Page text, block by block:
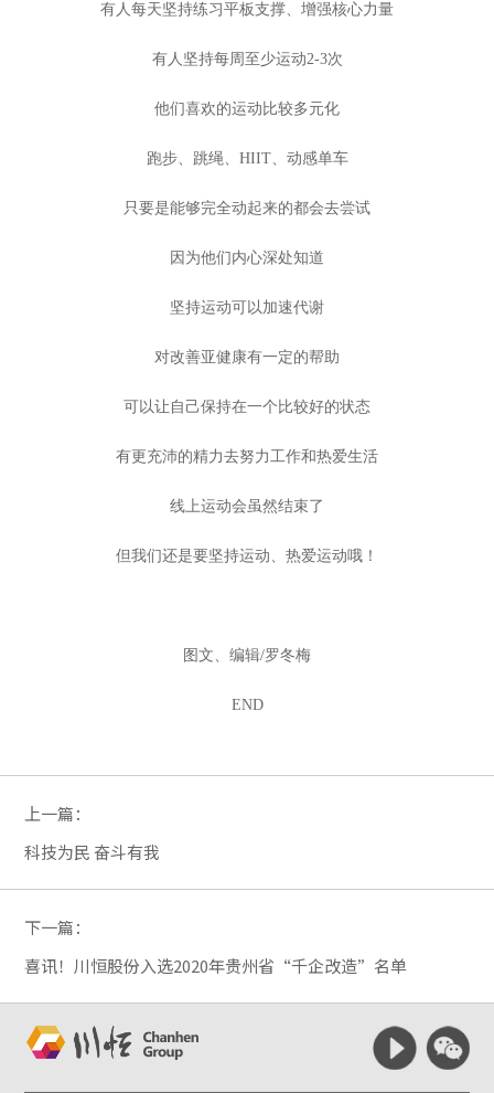
有人每天坚持练习平板支撑、增强核心力量
有人坚持每周至少运动2-3次
他们喜欢的运动比较多元化
跑步、跳绳、HIIT、动感单车
只要是能够完全动起来的都会去尝试
因为他们内心深处知道
坚持运动可以加速代谢
对改善亚健康有一定的帮助
可以让自己保持在一个比较好的状态
有更充沛的精力去努力工作和热爱生活
线上运动会虽然结束了
但我们还是要坚持运动、热爱运动哦！
图文、编辑/罗冬梅
END
上一篇：
科技为民 奋斗有我
下一篇：
喜讯！川恒股份入选2020年贵州省“千企改造”名单